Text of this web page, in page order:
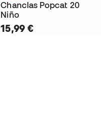
Chanclas Popcat 20
Niño
15,99 €